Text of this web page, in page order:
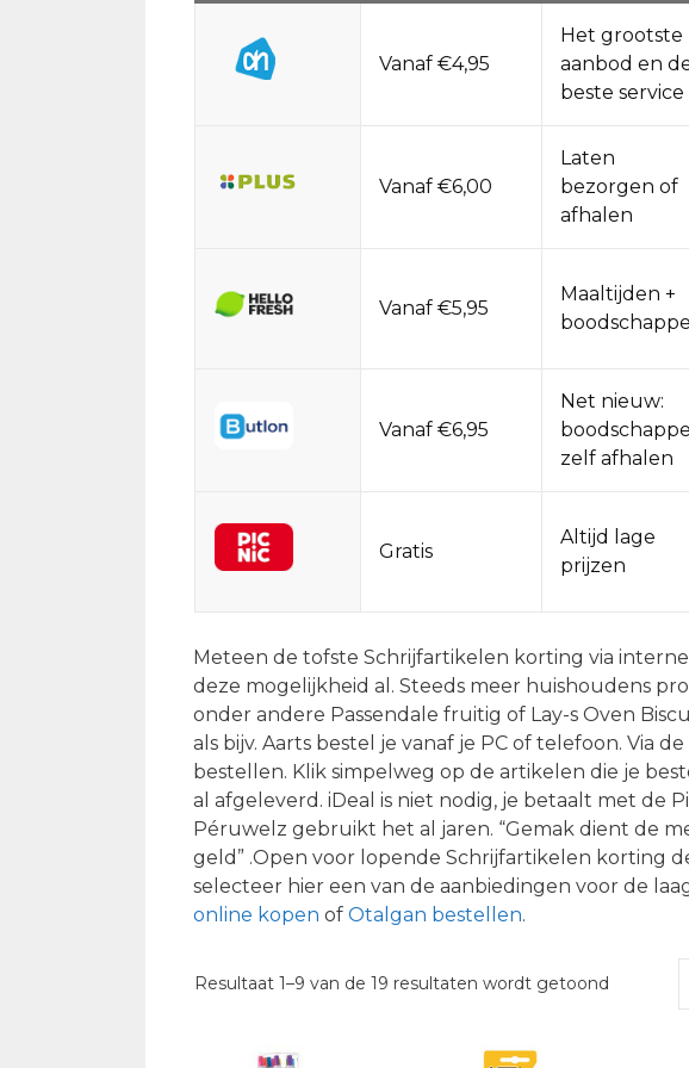
Vanaf €4,95
Het grootste
aanbod en
beste service
Vanaf €6,00
Laten
bezorgen of
afhalen
Vanaf €5,95
Maaltijden +
Vanaf €6,95
Net nieuw:
zelf afhalen
Gratis
Altijd lage
prijzen
Meteen de tofste Schrijfartikelen korting via
deze mogelijkheid al. Steeds meer huishoudens
onder andere Passendale fruitig of Lay-s Oven
als bijv. Aarts bestel je vanaf je PC of telefoon. Via
bestellen. Klik simpelweg op de artikelen die je
al afgeleverd. iDeal is niet nodig, je betaalt met de
Péruwelz gebruikt het al jaren. “Gemak dient de
geld” .Open voor lopende Schrijfartikelen korting
selecteer hier een van de aanbiedingen voor de
online kopen of Otalgan bestellen.
Resultaat 1–9 van de 19 resultaten wordt getoond